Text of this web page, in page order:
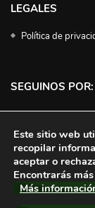
LEGALES
Política de
SEGUINOS POR:
Este sitio web
recopilar
aceptar o
Encontrarás
Más